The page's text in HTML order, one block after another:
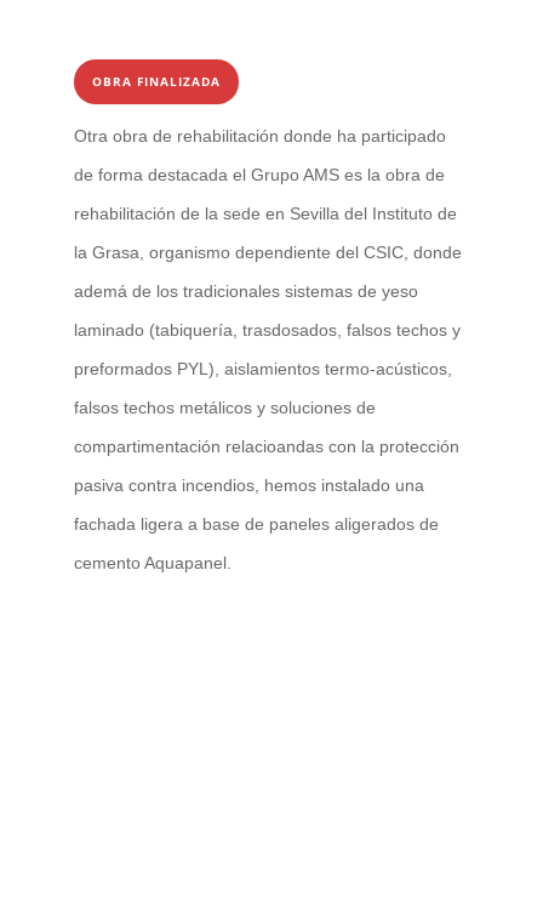
OBRA FINALIZADA
Otra obra de rehabilitación donde ha participado
de forma destacada el Grupo AMS es la obra de
rehabilitación de la sede en Sevilla del Instituto de
la Grasa, organismo dependiente del CSIC, donde
ademá de los tradicionales sistemas de yeso
laminado (tabiquería, trasdosados, falsos techos y
preformados PYL), aislamientos termo-acústicos,
falsos techos metálicos y soluciones de
compartimentación relacioandas con la protección
pasiva contra incendios, hemos instalado una
fachada ligera a base de paneles aligerados de
cemento Aquapanel.